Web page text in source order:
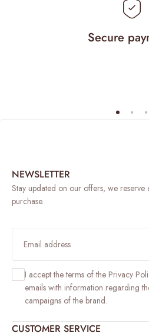
Secure
NEWSLETTER
Stay updated on our offers, we
purchase.
I accept the terms of the Privacy
emails with information regarding
campaigns of the brand.
CUSTOMER SERVICE